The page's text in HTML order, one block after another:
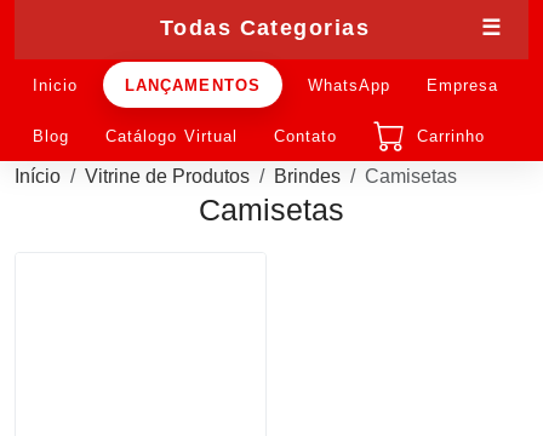
Todas Categorias ☰
Inicio LANÇAMENTOS WhatsApp Empresa
Blog Catálogo Virtual Contato Carrinho
Início Vitrine de Produtos Brindes Camisetas
Camisetas